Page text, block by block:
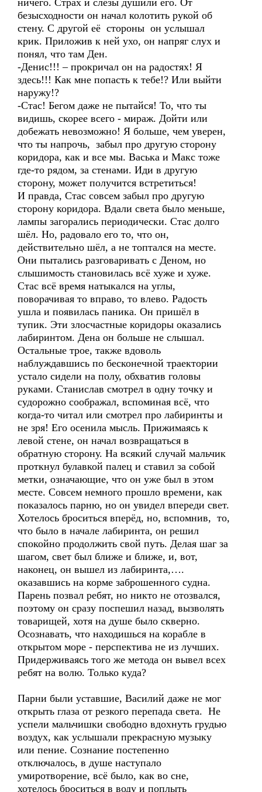
ничего. Страх и слёзы душили его. От
безысходности он начал колотить рукой об
стену. С другой её стороны он услышал
крик. Приложив к ней ухо, он напряг слух и
понял, что там Ден.
-Денис!!! – прокричал он на радостях! Я
здесь!!! Как мне попасть к тебе!? Или выйти
наружу!?
-Стас! Бегом даже не пытайся! То, что ты
видишь, скорее всего - мираж. Дойти или
добежать невозможно! Я больше, чем уверен,
что ты напрочь, забыл про другую сторону
коридора, как и все мы. Васька и Макс тоже
где-то рядом, за стенами. Иди в другую
сторону, может получится встретиться!
И правда, Стас совсем забыл про другую
сторону коридора. Вдали света было меньше,
лампы загорались периодически. Стас долго
шёл. Но, радовало его то, что он,
действительно шёл, а не топтался на месте.
Они пытались разговаривать с Деном, но
слышимость становилась всё хуже и хуже.
Стас всё время натыкался на углы,
поворачивая то вправо, то влево. Радость
ушла и появилась паника. Он пришёл в
тупик. Эти злосчастные коридоры оказались
лабиринтом. Дена он больше не слышал.
Остальные трое, также вдоволь
наблуждавшись по бесконечной траектории
устало сидели на полу, обхватив головы
руками. Станислав смотрел в одну точку и
судорожно соображал, вспоминая всё, что
когда-то читал или смотрел про лабиринты и
не зря! Его осенила мысль. Прижимаясь к
левой стене, он начал возвращаться в
обратную сторону. На всякий случай мальчик
проткнул булавкой палец и ставил за собой
метки, означающие, что он уже был в этом
месте. Совсем немного прошло времени, как
показалось парню, но он увидел впереди свет.
Хотелось броситься вперёд, но, вспомнив, то,
что было в начале лабиринта, он решил
спокойно продолжить свой путь. Делая шаг за
шагом, свет был ближе и ближе, и, вот,
наконец, он вышел из лабиринта,….
оказавшись на корме заброшенного судна.
Парень позвал ребят, но никто не отозвался,
поэтому он сразу поспешил назад, вызволять
товарищей, хотя на душе было скверно.
Осознавать, что находишься на корабле в
открытом море - перспектива не из лучших.
Придерживаясь того же метода он вывел всех
ребят на волю. Только куда?
Парни были уставшие, Василий даже не мог
открыть глаза от резкого перепада света. Не
успели мальчишки свободно вдохнуть грудью
воздух, как услышали прекрасную музыку
или пение. Сознание постепенно
отключалось, в душе наступало
умиротворение, всё было, как во сне,
хотелось броситься в воду и поплыть